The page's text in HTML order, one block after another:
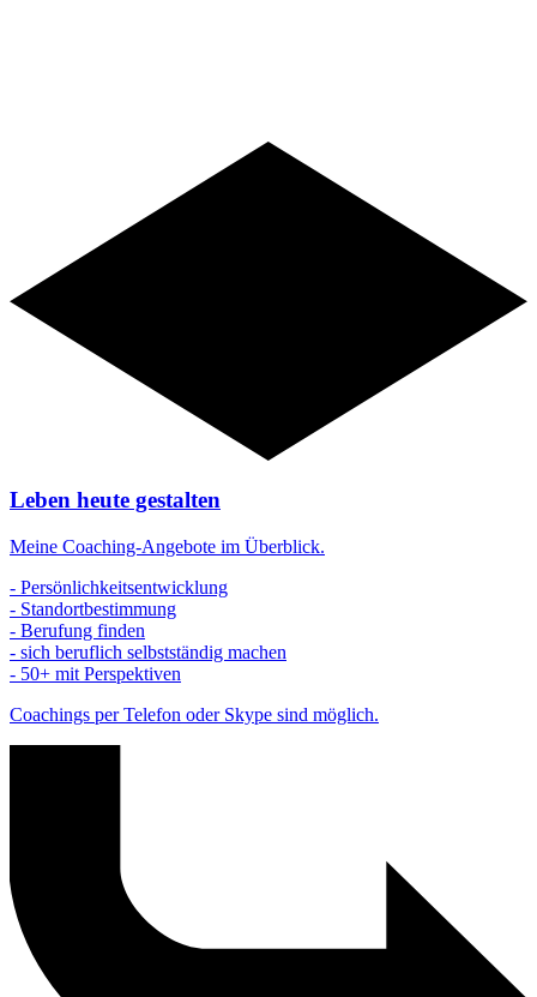
Leben heute gestalten
Meine Coaching-Angebote im Überblick.
- Persönlichkeitsentwicklung
- Standortbestimmung
- Berufung finden
- sich beruflich selbstständig machen
- 50+ mit Perspektiven
Coachings per Telefon oder Skype sind möglich.